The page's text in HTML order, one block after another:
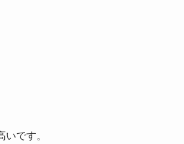
のためなど、医師の指示での中絶